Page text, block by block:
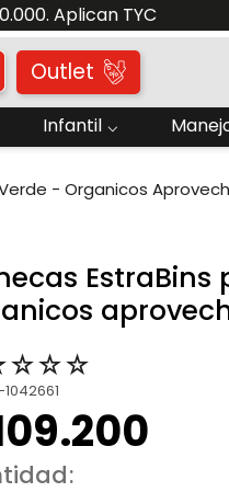
Aplican TYC
Outlet
Infantil
- Organicos
EstraBins
☆☆☆
.200